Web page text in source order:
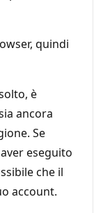
quindi
è
ancora
Se
eseguito
che il
account.